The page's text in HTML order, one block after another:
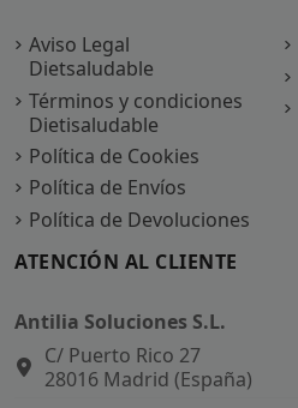
Aviso Legal
Dietsaludable
Términos y condiciones
Dietisaludable
Política de Cookies
Política de Envíos
Política de Devoluciones
ATENCIÓN AL CLIENTE
Antilia Soluciones S.L.
C/ Puerto Rico 27
28016 Madrid (España)